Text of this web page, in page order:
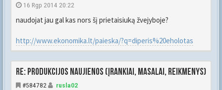
16 Rgp 2014 20:22
naudojat jau gal kas nors šį prietaisiuką žvejyboje?
http://www.ekonomika.lt/paieska/?q=diperis%20eholotas
Re: Produkcijos naujienos (įrankiai, masalai, reikmenys)
#584782
rusla02